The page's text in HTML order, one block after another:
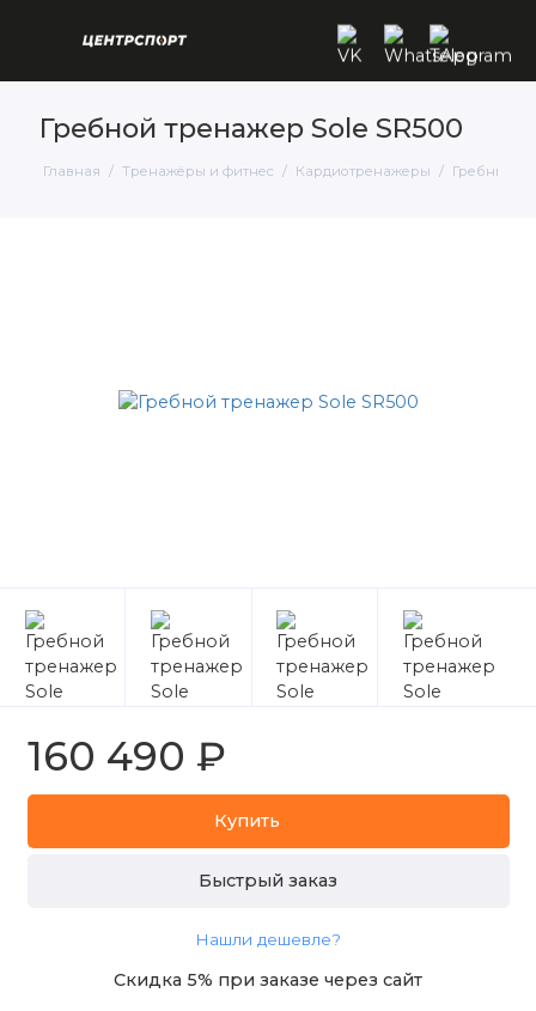
Гребной тренажер Sole SR500
Главная Тренажёры и фитнес Кардиотренажеры Гребные
160 490 ₽
Купить
Быстрый заказ
Нашли дешевле?
Скидка 5% при заказе через сайт